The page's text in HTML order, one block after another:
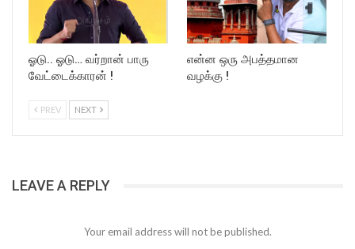
ஓடு.. ஓடு… வர்றான் பாரு
வேட்டைக்காரன் !
என்ன ஒரு அபத்தமான
வழக்கு !
PREV NEXT
LEAVE A REPLY
Your email address will not be published.